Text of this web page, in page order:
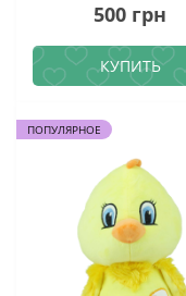
500 грн
КУПИТЬ
ПОПУЛЯРНОЕ